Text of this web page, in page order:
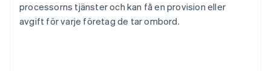
processorns tjänster och kan få en provision eller
avgift för varje företag de tar ombord.